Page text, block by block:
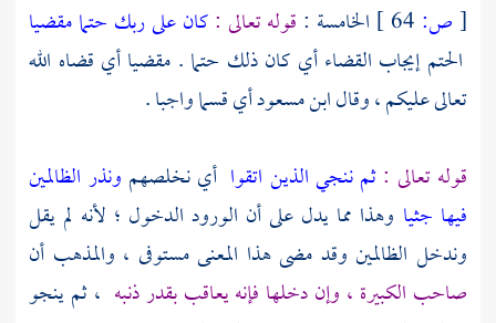
[ص: الخامسة : قوله تعالى :كان على ربك حتما مقضيا
الحتم إيجاب القضاء أي كان ذلك حتما . مقضيا أي قضاه الله
تعالى عليكم ، وقالابن مسعودأي قسما واجبا .
قوله تعالى :ثم ننجي الذين اتقوا أي نخلصهم ونذر الظالمين
فيها جثيا وهذا مما يدل على أن الورود الدخول ؛ لأنه لم يقل
وندخل الظالمين وقد مضى هذا المعنى مستوفى ، والمذهب أن
صاحب الكبيرة ، وإن دخلها فإنه يعاقب بقدر ذنبه ، ثم ينجو